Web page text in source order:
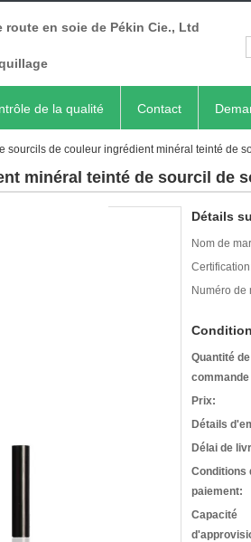
en soie de Pékin Cie., Ltd
de la qualité Contact
sourcils de couleur ingrédient minéral teinté de
minéral teinté de sourcil de
Détails
Nom de
Numéro de
Quantité de
commande
Prix:
Détails
Délai de
Conditions
paiement:
Capacité